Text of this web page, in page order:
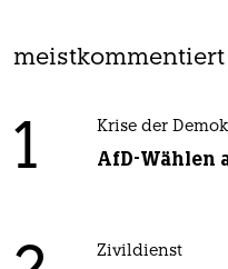
meistkommentiert
1 Krise der
AfD-Wählen
Zivildienst